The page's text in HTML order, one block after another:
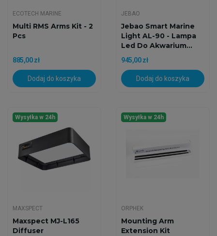
ECOTECH MARINE
Multi RMS Arms Kit - 2
Pcs
885,00 zł
Dodaj do koszyka
JEBAO
Jebao Smart Marine
Light AL-90 - Lampa
Led Do Akwarium...
945,00 zł
Dodaj do koszyka
Wysyłka w 24h
MAXSPECT
Maxspect MJ-L165
Diffuser
Wysyłka w 24h
ORPHEK
Mounting Arm
Extension Kit